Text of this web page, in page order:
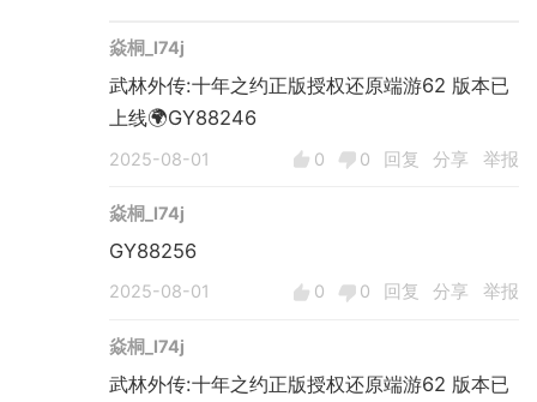
焱桐_l74j
武林外传:十年之约正版授权还原端游62 版本已
上线🌍GY88246
2025-08-01 0 0 回复 分享 举报
焱桐_l74j
GY88256
2025-08-01 0 0 回复 分享 举报
焱桐_l74j
武林外传:十年之约正版授权还原端游62 版本已